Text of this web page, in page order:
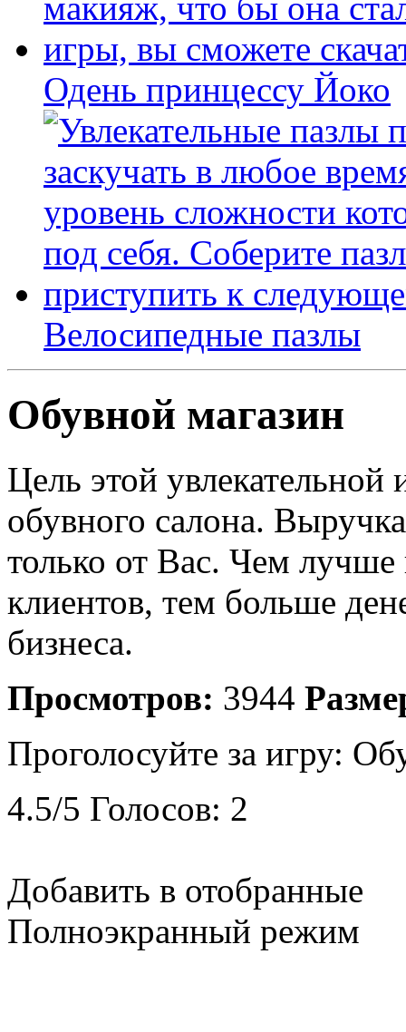
Одень принцессу Йоко
Велосипедные пазлы
Обувной магазин
Цель этой
обувного салона.
только от Вас. Чем лучше
клиентов, тем больше
бизнеса.
Просмотров: 3944
Проголосуйте за игру:
4.5/5 Голосов: 2
Добавить в отобранные
Полноэкранный режим